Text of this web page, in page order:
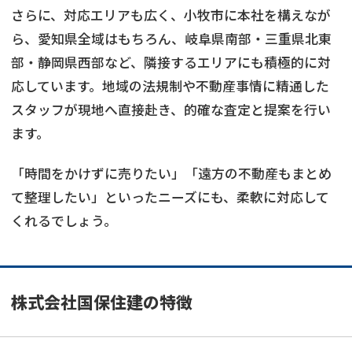
さらに、対応エリアも広く、小牧市に本社を構えなが
ら、愛知県全域はもちろん、岐阜県南部・三重県北東
部・静岡県西部など、隣接するエリアにも積極的に対
応しています。地域の法規制や不動産事情に精通した
スタッフが現地へ直接赴き、的確な査定と提案を行い
ます。
「時間をかけずに売りたい」「遠方の不動産もまとめ
て整理したい」といったニーズにも、柔軟に対応して
くれるでしょう。
株式会社国保住建の特徴